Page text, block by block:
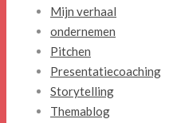
Mijn verhaal
ondernemen
Pitchen
Presentatiecoaching
Storytelling
Themablog